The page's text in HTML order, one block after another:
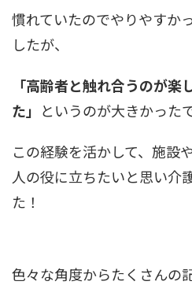
慣れていたのでやりやすか
したが、
「高齢者と触れ合うのが楽
た」 というのが大きかった
この経験を活かして、施設
人の役に立ちたいと思い介
た！
色々な角度からたくさんの